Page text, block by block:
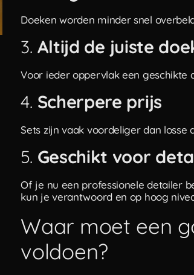
Doeken worden minder snel
3. Altijd de juiste
Voor ieder oppervlak een geschikte
4. Scherpere prijs
Sets zijn vaak voordeliger dan losse
5. Geschikt voor
Of je nu een professionele detailer
kun je verantwoord en op hoog
Waar moet een
voldoen?